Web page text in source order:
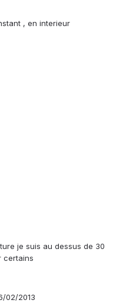
, en interieur
je suis au dessus de 30
certains
02/2013